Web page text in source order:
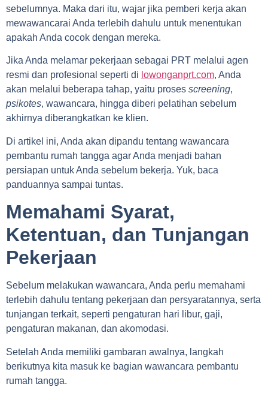
sebelumnya. Maka dari itu, wajar jika pemberi kerja akan
mewawancarai Anda terlebih dahulu untuk menentukan
apakah Anda cocok dengan mereka.
Jika Anda melamar pekerjaan sebagai PRT melalui agen
resmi dan profesional seperti di lowonganprt.com, Anda
akan melalui beberapa tahap, yaitu proses screening,
psikotes, wawancara, hingga diberi pelatihan sebelum
akhirnya diberangkatkan ke klien.
Di artikel ini, Anda akan dipandu tentang wawancara
pembantu rumah tangga agar Anda menjadi bahan
persiapan untuk Anda sebelum bekerja. Yuk, baca
panduannya sampai tuntas.
Memahami Syarat,
Ketentuan, dan Tunjangan
Pekerjaan
Sebelum melakukan wawancara, Anda perlu memahami
terlebih dahulu tentang pekerjaan dan persyaratannya, serta
tunjangan terkait, seperti pengaturan hari libur, gaji,
pengaturan makanan, dan akomodasi.
Setelah Anda memiliki gambaran awalnya, langkah
berikutnya kita masuk ke bagian wawancara pembantu
rumah tangga.